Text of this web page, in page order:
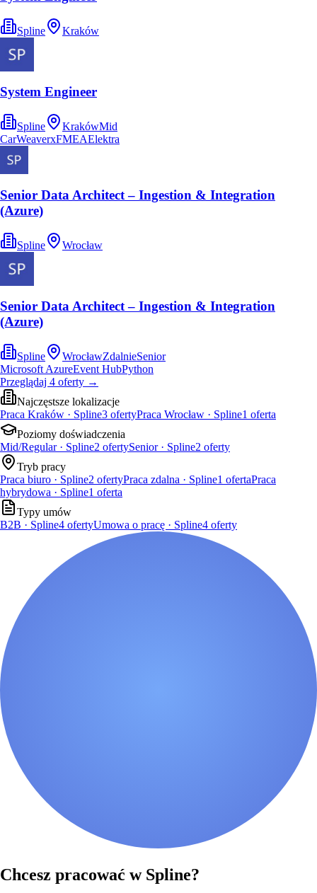
Spline Kraków
System Engineer
Spline KrakówMid
CarWeaverxFMEAElektra
Senior Data Architect – Ingestion & Integration
(Azure)
Spline Wrocław
Senior Data Architect – Ingestion & Integration
(Azure)
Spline WrocławZdalnieSenior
Microsoft AzureEvent HubPython
Przeglądaj 4 oferty →
Najczęstsze lokalizacje
Praca Kraków · Spline3 ofertyPraca Wrocław · Spline1 oferta
Poziomy doświadczenia
Mid/Regular · Spline2 ofertySenior · Spline2 oferty
Tryb pracy
Praca biuro · Spline2 ofertyPraca zdalna · Spline1 ofertaPraca
hybrydowa · Spline1 oferta
Typy umów
B2B · Spline4 ofertyUmowa o pracę · Spline4 oferty
Chcesz pracować w Spline?